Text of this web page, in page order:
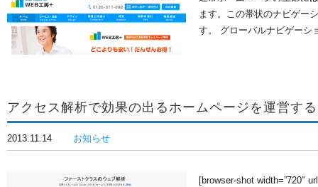
ます。この帯状のナビゲー
す。 グローバルナビゲーシ
アクセス解析で効果の出るホームページを運営する
2013.11.14 お知らせ
[browser-shot width=”720″